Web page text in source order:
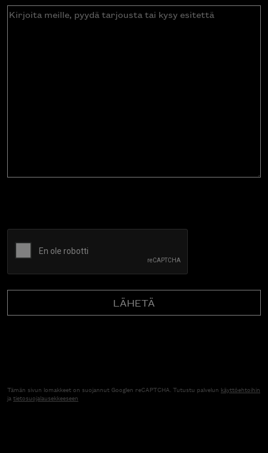
Kirjoita
Tämän sivun lomakkeet on suojannut Googlen reCAPTCHA. Tutustu palvelun käyttöehtoihin
jatietosuojalausekkeeseen